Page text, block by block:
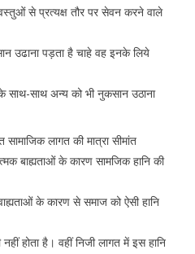
वस्तुओं से प्रत्यक्ष तौर पर सेवन करने वाले
उढाना पड़ता है चाहे वह इनके लिये
साथ अन्य को भी नुकसान उठाना
लागत की मात्रा सीमांत
बाह्यताओं के कारण सामजिक हानि की
के कारण से समाज को ऐसी हानि
होता है। वहीं निजी लागत में इस हानि